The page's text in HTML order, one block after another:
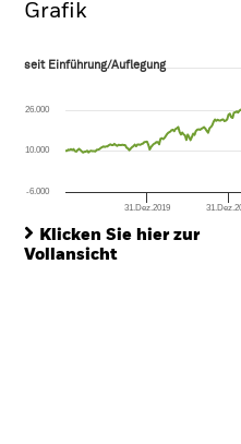
Grafik
seit Einführung/Auflegung
The chart has 1 X axis
The chart has 1 Y axis displaying
seit Einführung/Auflegung
31.Dez.2019
-6.000
10.000
26.000
Klicken Sie hier zur
Vollansicht